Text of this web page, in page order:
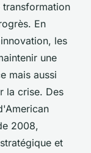
transformation
En
les
une
mais aussi
la crise. Des
2008,
et